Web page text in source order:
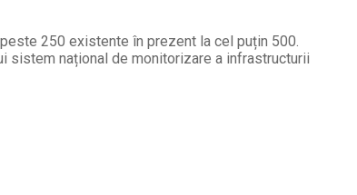
250 existente în prezent la cel puțin 500.
sistem național de monitorizare a infrastructurii